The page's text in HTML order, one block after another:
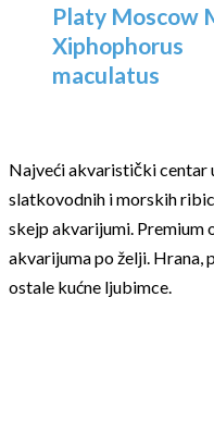
Platy Moscow
Xiphophorus
maculatus
Najveći akvaristički centar
slatkovodnih i morskih
skejp akvarijumi. Premium
akvarijuma po želji. Hrana,
ostale kućne ljubimce.